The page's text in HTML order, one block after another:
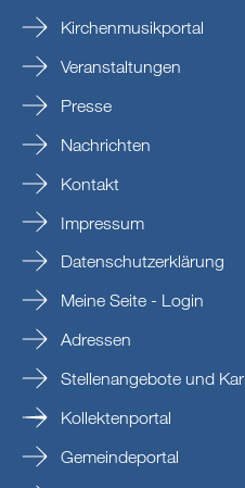
Kirchenmusikportal
Veranstaltungen
Presse
Nachrichten
Kontakt
Impressum
Datenschutzerklärung
Meine Seite - Login
Adressen
Stellenangebote und
Kollektenportal
Gemeindeportal